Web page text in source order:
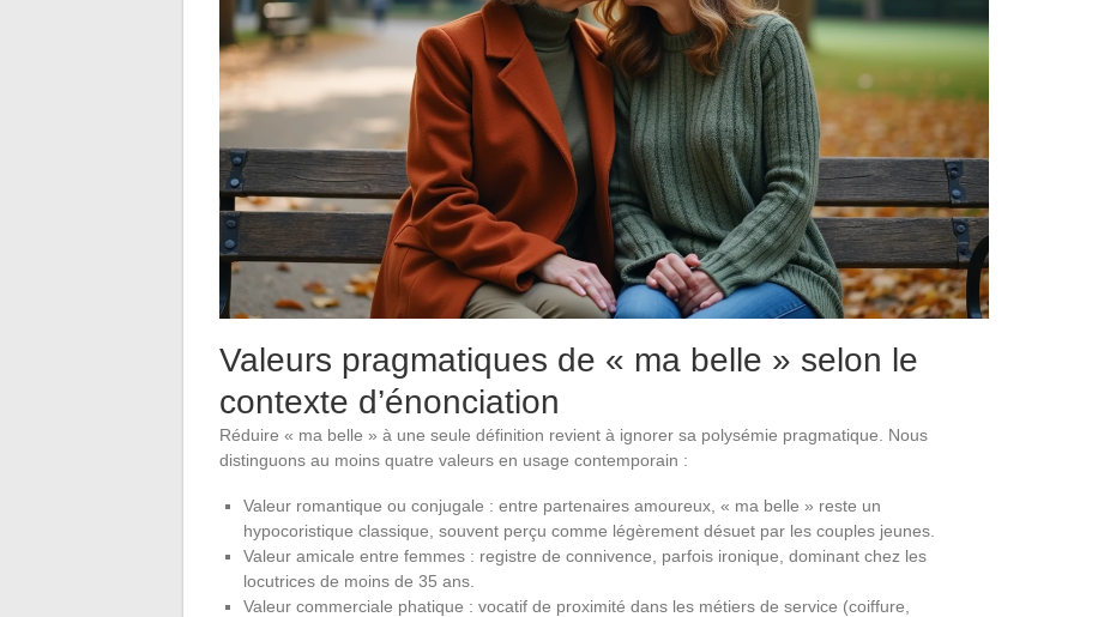
Valeurs pragmatiques de « ma belle » selon le
contexte d’énonciation
Réduire « ma belle » à une seule définition revient à ignorer sa polysémie pragmatique. Nous
distinguons au moins quatre valeurs en usage contemporain :
Valeur romantique ou conjugale : entre partenaires amoureux, « ma belle » reste un
hypocoristique classique, souvent perçu comme légèrement désuet par les couples jeunes.
Valeur amicale entre femmes : registre de connivence, parfois ironique, dominant chez les
locutrices de moins de 35 ans.
Valeur commerciale phatique : vocatif de proximité dans les métiers de service (coiffure,